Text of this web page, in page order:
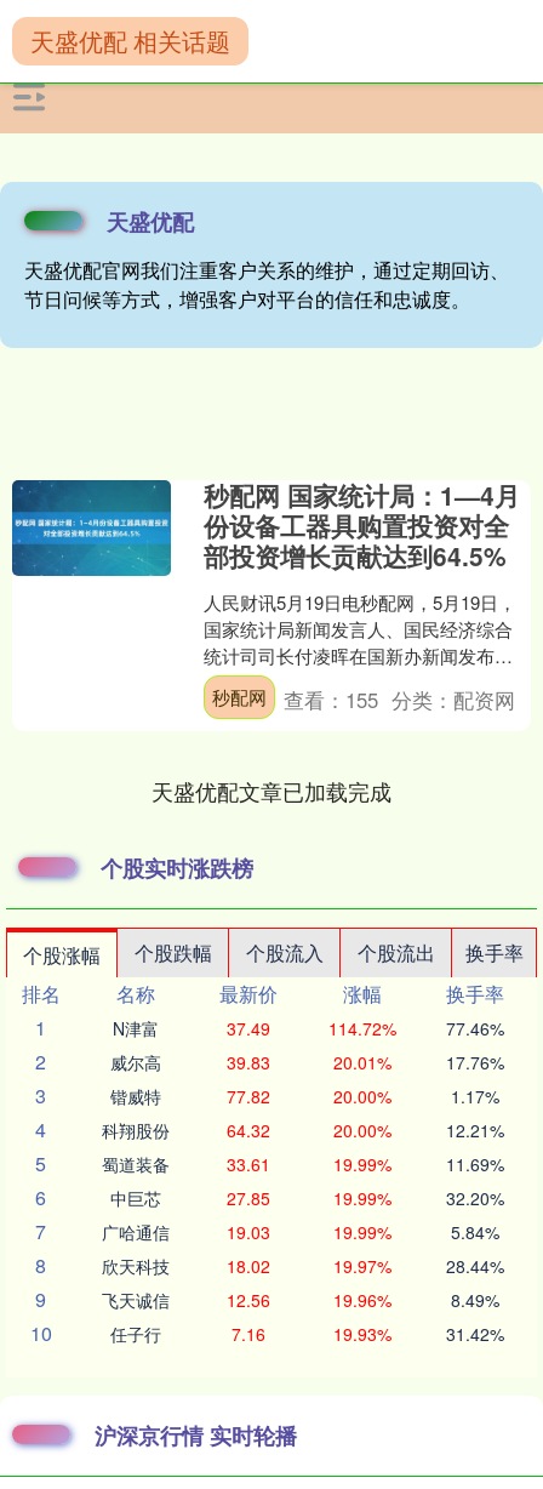
天盛优配
天盛优配官网我们注重客户关系的维护，通过定期回访、
节日问候等方式，增强客户对平台的信任和忠诚度。
天盛优配 相关话题
秒配网 国家统计局：1—4月
份设备工器具购置投资对全
部投资增长贡献达到64.5%
人民财讯5月19日电秒配网，5月19日，
国家统计局新闻发言人、国民经济综合
统计司司长付凌晖在国新办新闻发布会
上表示，今年以来，投资总体保持了总
体稳定增长。在大规....
秒配网 查看： 155 分类： 配资网
天盛优配文章已加载完成
个股实时涨跌榜
个股涨幅 个股跌幅 个股流入 个股流出
换手率
排名
名称 最新价 涨幅
换手率
1
N津富 37.49 114.72% 77.46%
2 威尔高 39.83 20.01% 17.76%
3 锴威特 77.82 20.00% 1.17%
4 科翔股份 64.32 20.00% 12.21%
5 蜀道装备 33.61 19.99% 11.69%
6 中巨芯 27.85 19.99% 32.20%
7 广哈通信 19.03 19.99% 5.84%
8 欣天科技 18.02 19.97% 28.44%
9 飞天诚信 12.56 19.96% 8.49%
10 任子行 7.16 19.93% 31.42%
沪深京行情 实时轮播